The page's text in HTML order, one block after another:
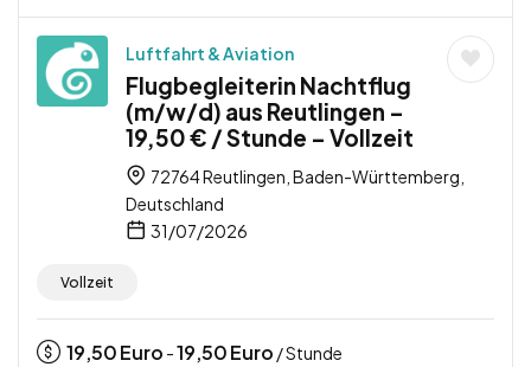
Luftfahrt & Aviation
Flugbegleiterin Nachtflug
(m/w/d) aus Reutlingen –
19,50 € / Stunde – Vollzeit
72764 Reutlingen, Baden-Württemberg,
Deutschland
31/07/2026
Vollzeit
19,50Euro -19,50Euro / Stunde